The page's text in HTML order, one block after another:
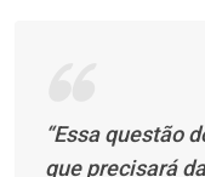
“Essa questão
que precisará